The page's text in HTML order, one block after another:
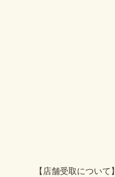
【店舗受取について】